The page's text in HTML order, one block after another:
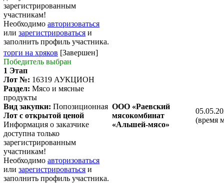
зарегистрированным
участникам!
Необходимо авторизоваться
или зарегистрироваться и
заполнить профиль участника.
торги на хряков [Завершен]
Победитель выбран
1 Этап
Лот №: 16319 АУКЦИОН
Раздел: Мясо и мясные
продукты
Вид закупки: Попозиционная
Лот с открытой ценой
Информация о заказчике
доступна только
зарегистрированным
участникам!
Необходимо авторизоваться
или зарегистрироваться и
заполнить профиль участника.
ООО «Раевский
мясокомбинат
«Альшей-мясо»
(время